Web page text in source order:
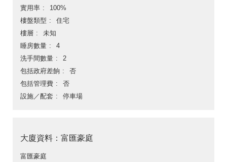
實用率
100%
樓盤類型
住宅
樓層
未知
睡房數量
4
洗手間數量
2
包括政府差餉
否
包括管理費
否
設施／配套
停車場
大廈資料：富匯豪庭
富匯豪庭